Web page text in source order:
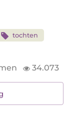
tochten
34.073